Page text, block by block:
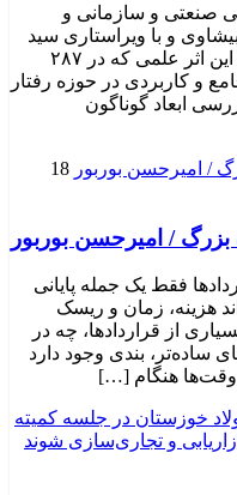
صنعتی و سازمانی و
و با ویراستاری سید
محمدرضا حسینی علی‌آباد منتشر شد. این اثر علمی که در ۲۸۷
و کاربردی در حوزه رفتار
ابعاد گوناگون
18
/ امیرحسن بوربور
فقط یک جمله پایانی
هزینه، زمان و ریسک
از قراردادها، چه در
ساده‌تر، بندی وجود دارد
وقت‌ها هنگام […]